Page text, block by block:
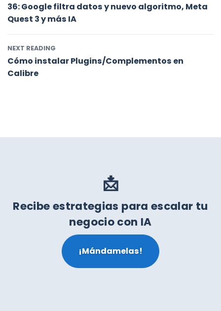
36: Google filtra datos y nuevo algoritmo, Meta
Quest 3 y más IA
NEXT READING
Cómo instalar Plugins/Complementos en
Calibre
📩
Recibe estrategias para escalar tu
negocio con IA
¡Mándamelas!